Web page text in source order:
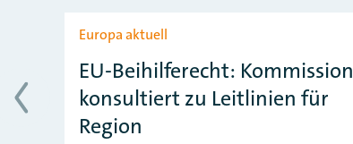
Slider überspringen
Europa aktuell
EU-Beihilferecht: Kommission
konsultiert zu Leitlinien für
Region